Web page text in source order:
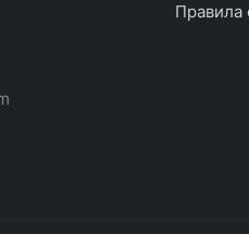
Правила